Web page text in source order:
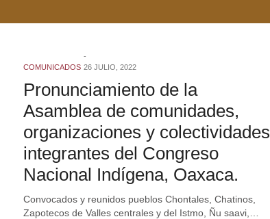
COMUNICADOS 26 JULIO, 2022
Pronunciamiento de la
Asamblea de comunidades,
organizaciones y colectividades
integrantes del Congreso
Nacional Indígena, Oaxaca.
Convocados y reunidos pueblos Chontales, Chatinos,
Zapotecos de Valles centrales y del Istmo, Ñu saavi,…